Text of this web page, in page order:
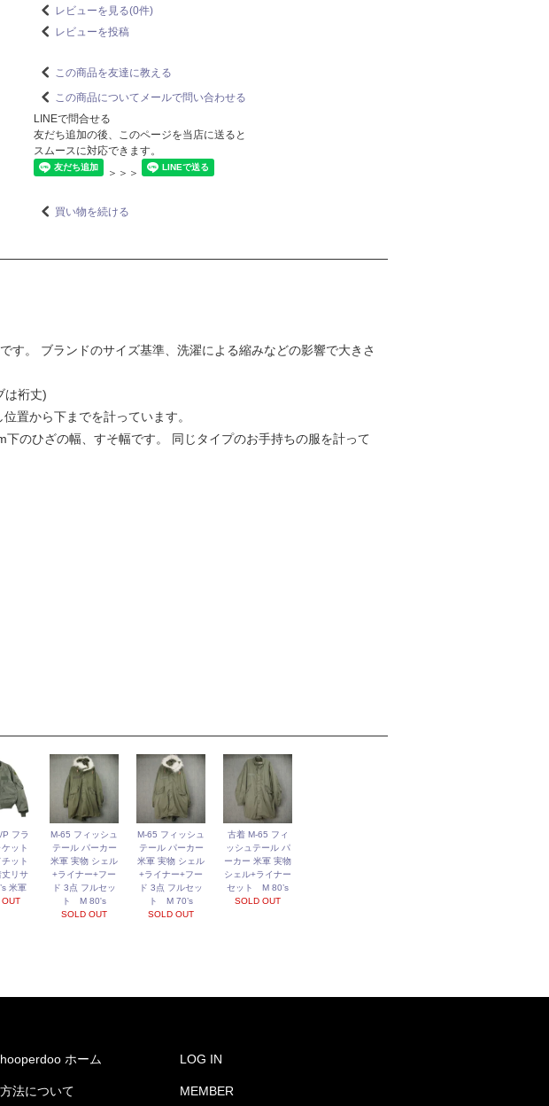
レビューを見る(0件)
レビューを投稿
この商品を友達に教える
この商品についてメールで問い合わせる
LINEで問合せる
友だち追加の後、このページを当店に送ると
スムースに対応できます。
＞＞＞
買い物を続ける
。 ブランドのサイズ基準、洗濯による縮みなどの影響で大きさ
は裄丈)
置から下までを計っています。
のひざの幅、すそ幅です。 同じタイプのお手持ちの服を計って
P フラ
ット
ット
リサ
米軍
M-65 フィッシュ
テール パーカー
米軍 実物 シェル
+ライナー+フー
ド 3点 フルセッ
ト M 80's
SOLD OUT
M-65 フィッシュ
テール パーカー
米軍 実物 シェル
+ライナー+フー
ド 3点 フルセッ
ト M 70’s
SOLD OUT
古着 M-65 フィ
ッシュテール パ
ーカー 米軍 実物
シェル+ライナー
セット M 80’s
SOLD OUT
ホーム
法について
LOG IN
MEMBER